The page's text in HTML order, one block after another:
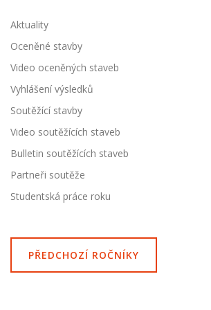
Aktuality
Oceněné stavby
Video oceněných staveb
Vyhlášení výsledků
Soutěžící stavby
Video soutěžících staveb
Bulletin soutěžících staveb
Partneři soutěže
Studentská práce roku
PŘEDCHOZÍ ROČNÍKY